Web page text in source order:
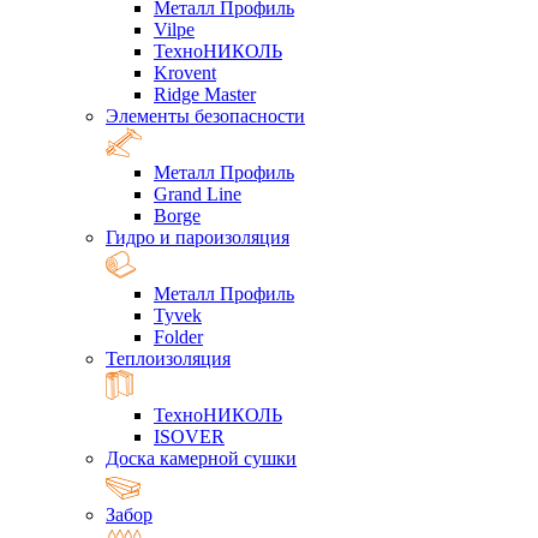
Металл Профиль
Vilpe
ТехноНИКОЛЬ
Krovent
Ridge Master
Элементы безопасности
Металл Профиль
Grand Line
Borge
Гидро и пароизоляция
Металл Профиль
Tyvek
Folder
Теплоизоляция
ТехноНИКОЛЬ
ISOVER
Доска камерной сушки
Забор